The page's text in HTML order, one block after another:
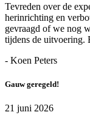
Tevreden over de
herinrichting en
gevraagd of we nog
tijdens de uitvoering.
- Koen Peters
Gauw geregeld!
21 juni 2026